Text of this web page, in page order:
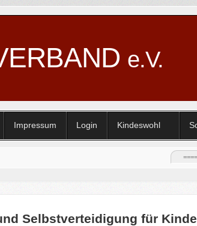
e.V.
Impressum Login Kindeswohl
Selbstverteidigung für